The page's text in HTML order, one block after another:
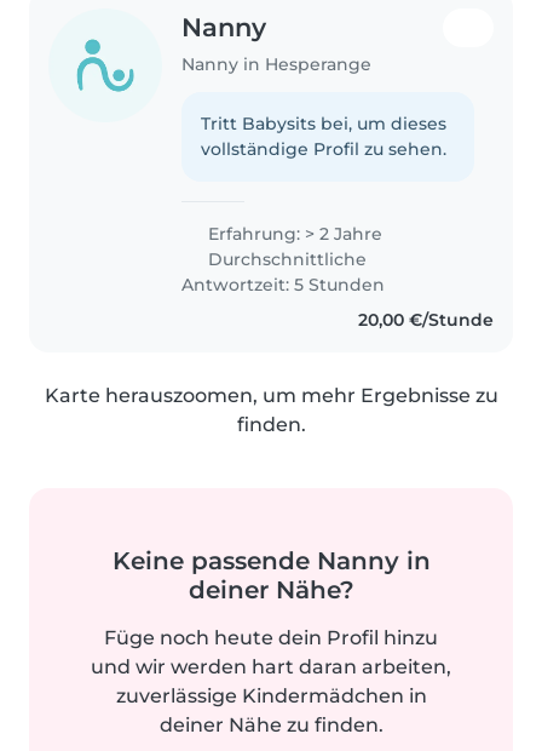
Nanny
Nanny in Hesperange
Tritt Babysits bei, um dieses
vollständige Profil zu sehen.
Erfahrung: > 2 Jahre
Durchschnittliche
Antwortzeit: 5 Stunden
20,00 €/Stunde
Karte herauszoomen, um mehr Ergebnisse zu
finden.
Keine passende Nanny in
deiner Nähe?
Füge noch heute dein Profil hinzu
und wir werden hart daran arbeiten,
zuverlässige Kindermädchen in
deiner Nähe zu finden.